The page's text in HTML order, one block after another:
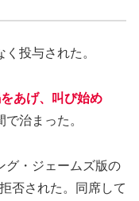
投与された。
あげ、叫び始め
治まった。
グ・ジェームズ版の
否された。同席して